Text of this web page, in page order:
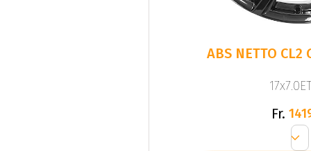
ABS NETTO CL2
Fr.